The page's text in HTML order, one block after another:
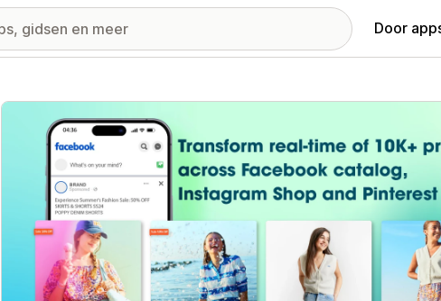
Door
Galerij met uitgelichte afbeeldingen